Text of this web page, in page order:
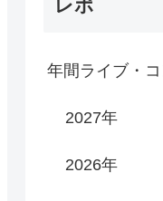
レポ
年間ライブ・
2027年
2026年